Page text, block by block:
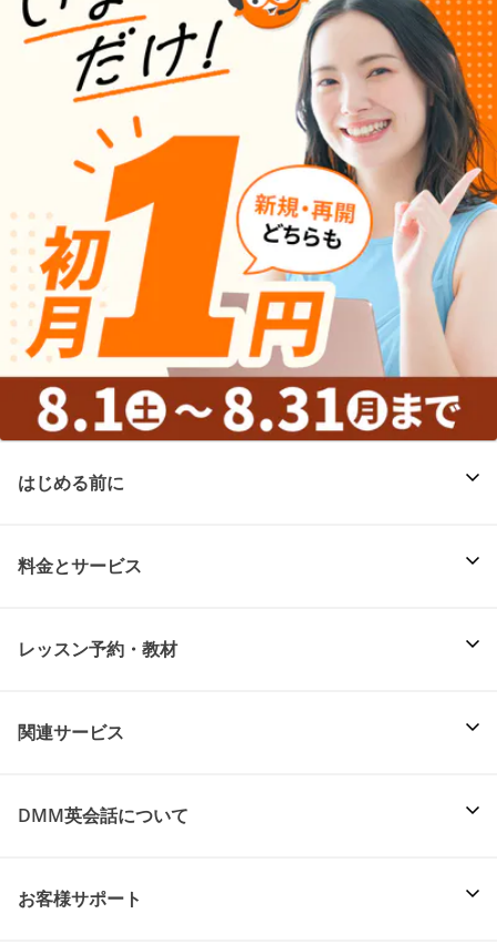
はじめる前に
料金とサービス
レッスン予約・教材
関連サービス
DMM英会話について
お客様サポート